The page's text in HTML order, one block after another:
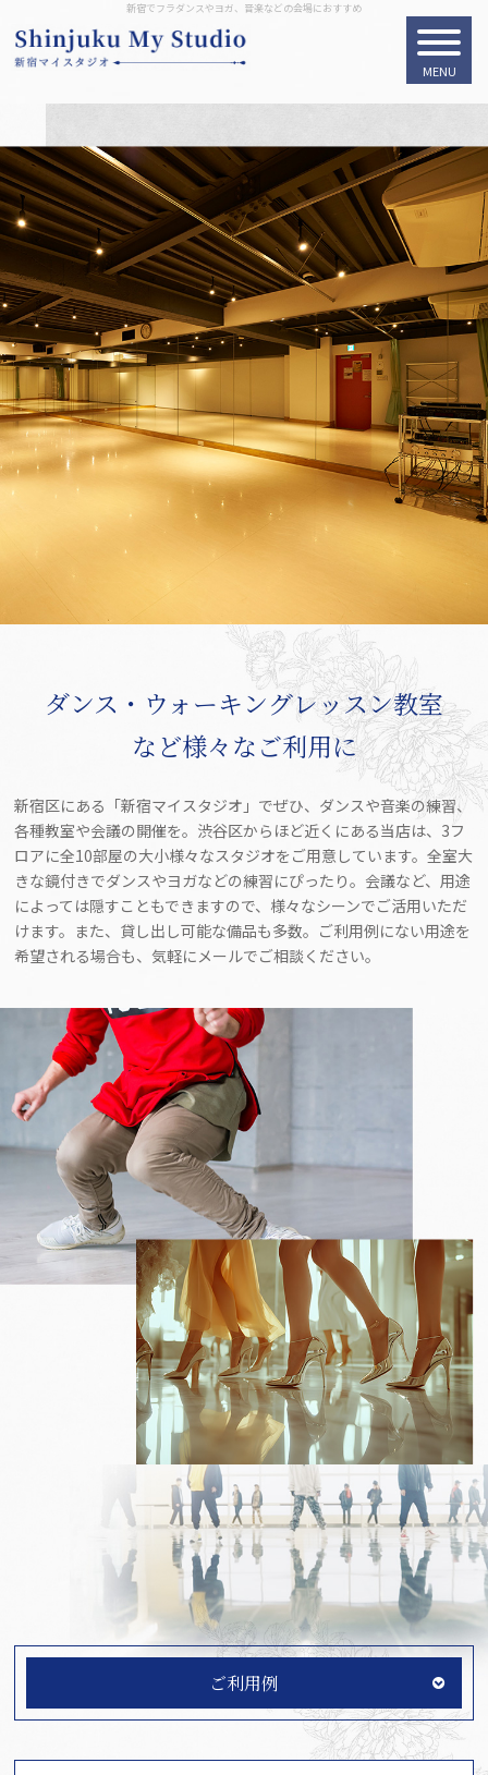
新宿でフラダンスやヨガ、音楽などの会場におすすめ
ダンス・ウォーキングレッスン教室
など様々なご利用に
新宿区にある「新宿マイスタジオ」でぜひ、ダンスや音楽の練習、
各種教室や会議の開催を。渋谷区からほど近くにある当店は、3フ
ロアに全10部屋の大小様々なスタジオをご用意しています。全室大
きな鏡付きでダンスやヨガなどの練習にぴったり。会議など、用途
によっては隠すこともできますので、様々なシーンでご活用いただ
けます。また、貸し出し可能な備品も多数。ご利用例にない用途を
希望される場合も、気軽にメールでご相談ください。
ご利用例